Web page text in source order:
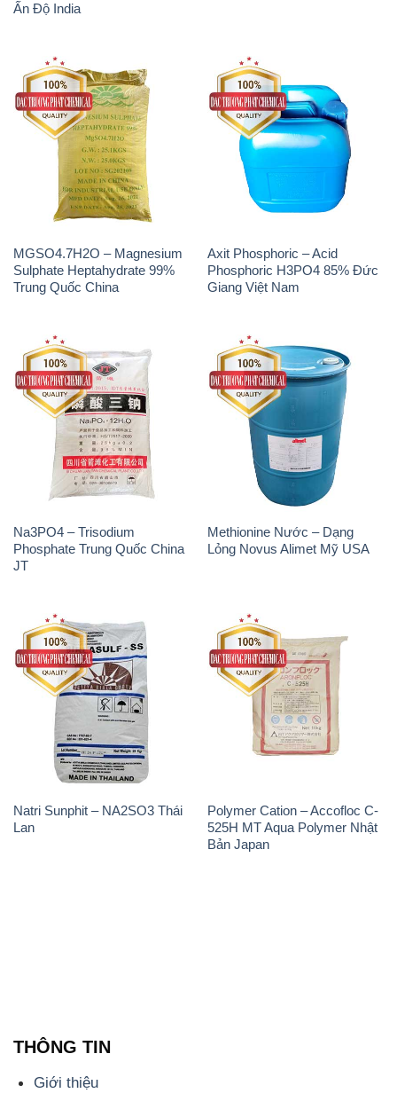
Ấn Độ India
MGSO4.7H2O – Magnesium
Sulphate Heptahydrate 99%
Trung Quốc China
Axit Phosphoric – Acid
Phosphoric H3PO4 85% Đức
Giang Việt Nam
Na3PO4 – Trisodium
Phosphate Trung Quốc China
JT
Methionine Nước – Dạng
Lỏng Novus Alimet Mỹ USA
Natri Sunphit – NA2SO3 Thái
Lan
Polymer Cation – Accofloc C-
525H MT Aqua Polymer Nhật
Bản Japan
THÔNG TIN
Giới thiệu